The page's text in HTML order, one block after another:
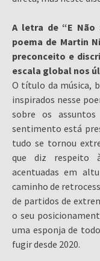
A letra de “E Não
poema de Martin
preconceito e
escala global nos
O título da música,
inspirados nesse
sobre os
sentimento está
tudo se tornou
que diz respeito
acentuadas em
caminho de
de partidos de
o seu
uma esponja de
fugir desde 2020.